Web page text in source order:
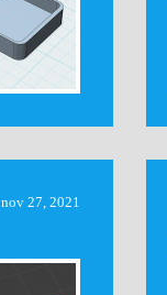
nov 27, 2021